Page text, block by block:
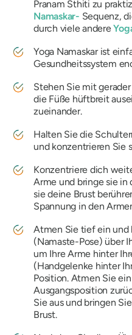
Pranam Sthiti zu
Namaskar- Sequenz,
durch viele andere
Yoga Namaskar ist
Gesundheitssystem
Stehen Sie mit
die Füße hüftbreit
zueinander.
Halten Sie die
und konzentrieren Sie
Konzentriere dich
Arme und bringe sie in
sie deine Brust
Spannung in den
Atmen Sie tief ein und
(Namaste-Pose) über
um Ihre Arme hinter
(Handgelenke hinter
Position. Atmen Sie
Ausgangsposition
Sie aus und bringen
Brust.